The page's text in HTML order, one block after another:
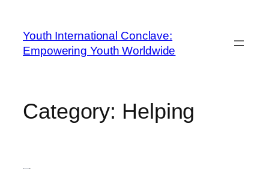
Youth International Conclave:
Empowering Youth Worldwide
Category: Helping